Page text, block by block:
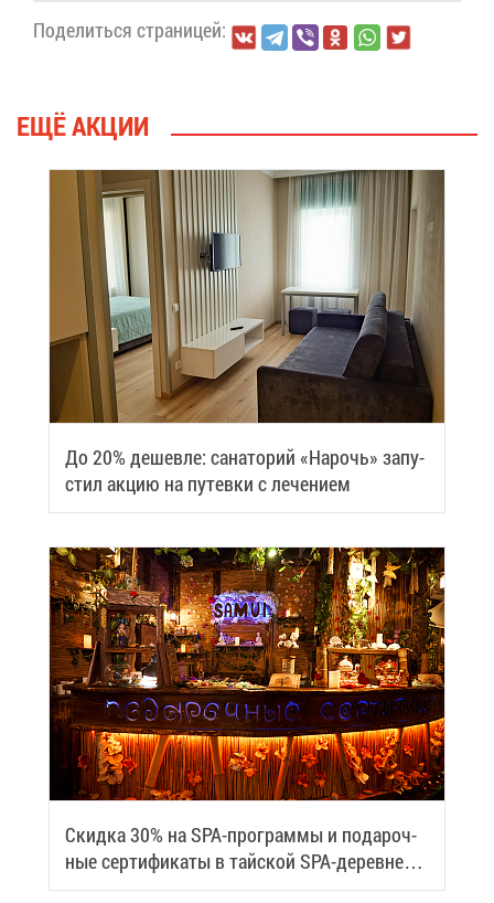
По­де­лить­ся стра­ни­цей:
ЕЩЁ АК­ЦИИ
До 20% де­шев­ле: са­на­то­рий «На­рочь» за­пу­
стил ак­цию на пу­тев­ки с ле­че­ни­ем
Скид­ка 30% на SPA-про­грам­мы и по­да­роч­
ные сер­ти­фи­ка­ты в тай­ской SPA-де­ревне
Samui